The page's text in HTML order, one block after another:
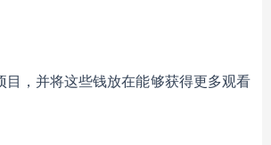
目，并将这些钱放在能够获得更多观看